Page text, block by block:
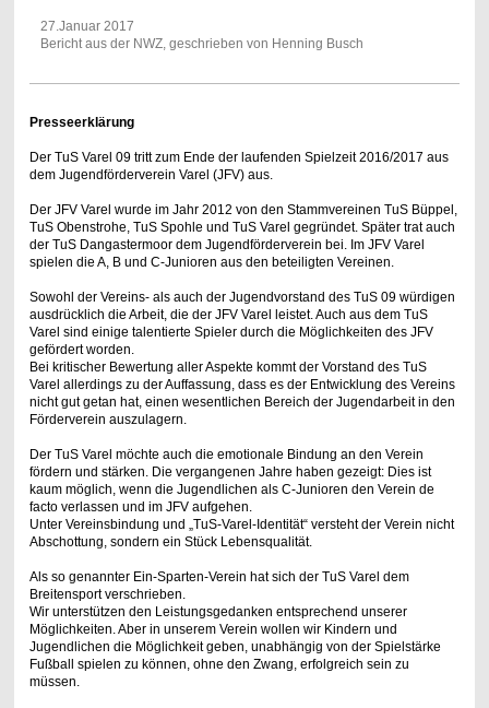
27.Januar 2017
Bericht aus der NWZ, geschrieben von Henning Busch
Presseerklärung
Der TuS Varel 09 tritt zum Ende der laufenden Spielzeit 2016/2017 aus
dem Jugendförderverein Varel (JFV) aus.
Der JFV Varel wurde im Jahr 2012 von den Stammvereinen TuS Büppel,
TuS Obenstrohe, TuS Spohle und TuS Varel gegründet. Später trat auch
der TuS Dangastermoor dem Jugendförderverein bei. Im JFV Varel
spielen die A, B und C-Junioren aus den beteiligten Vereinen.
Sowohl der Vereins- als auch der Jugendvorstand des TuS 09 würdigen
ausdrücklich die Arbeit, die der JFV Varel leistet. Auch aus dem TuS
Varel sind einige talentierte Spieler durch die Möglichkeiten des JFV
gefördert worden.
Bei kritischer Bewertung aller Aspekte kommt der Vorstand des TuS
Varel allerdings zu der Auffassung, dass es der Entwicklung des Vereins
nicht gut getan hat, einen wesentlichen Bereich der Jugendarbeit in den
Förderverein auszulagern.
Der TuS Varel möchte auch die emotionale Bindung an den Verein
fördern und stärken. Die vergangenen Jahre haben gezeigt: Dies ist
kaum möglich, wenn die Jugendlichen als C-Junioren den Verein de
facto verlassen und im JFV aufgehen.
Unter Vereinsbindung und „TuS-Varel-Identität“ versteht der Verein nicht
Abschottung, sondern ein Stück Lebensqualität.
Als so genannter Ein-Sparten-Verein hat sich der TuS Varel dem
Breitensport verschrieben.
Wir unterstützen den Leistungsgedanken entsprechend unserer
Möglichkeiten. Aber in unserem Verein wollen wir Kindern und
Jugendlichen die Möglichkeit geben, unabhängig von der Spielstärke
Fußball spielen zu können, ohne den Zwang, erfolgreich sein zu
müssen.